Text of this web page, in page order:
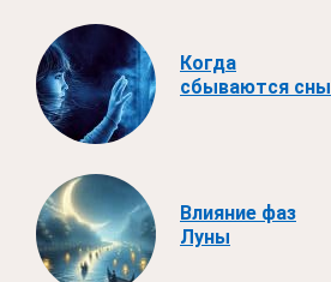
Когда
сбываются сны
Влияние фаз
Луны